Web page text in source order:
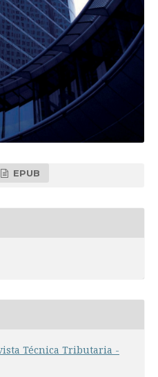
EPUB
Técnica Tributaria -